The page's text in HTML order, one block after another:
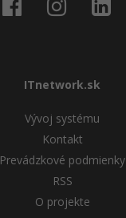
ITnetwork.sk
Vývoj systému
Kontakt
Prevádzkové podmienky
RSS
O projekte